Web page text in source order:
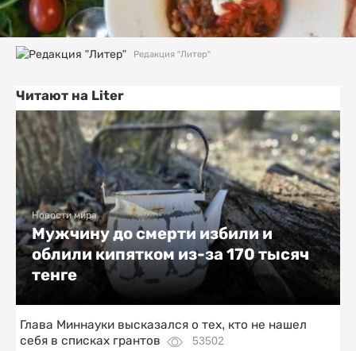
Редакция "Литер"
Читают на Liter
Новости мира
Мужчину до смерти избили и
облили кипятком из-за 170 тысяч
тенге
Глава Миннауки высказался о тех, кто не нашел
себя в списках грантов
53502